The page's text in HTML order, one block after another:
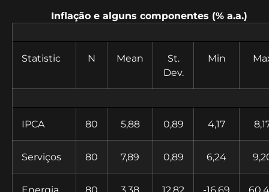
Inflação e alguns componentes (% a.a.)
Statistic N Mean
St.
Dev.
Min
IPCA 80 5,88 0,89 4,17
Serviços 80 7,89 0,89 6,24
Energia
80 3,38 12,82 -16,69